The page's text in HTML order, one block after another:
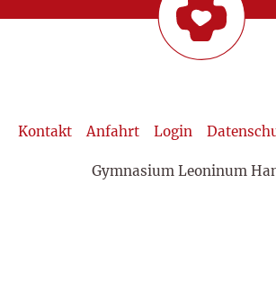
Kontakt Anfahrt Login
Gymnasium Leoninum